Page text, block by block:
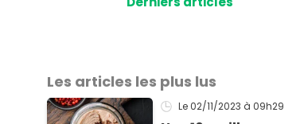
Les articles les plus lus
Le 02/11/2023 à 09h29